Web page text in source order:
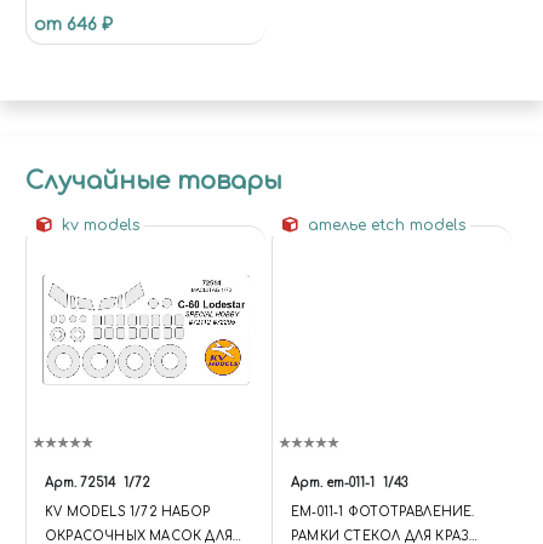
ГРУБОЙ ОБРАБОТКИ С
ПЛАСТИКОВЫМИ
от 646 ₽
Случайные товары
kv models
Арт. 72514 1/72
KV MODELS 1/72 НАБОР
ОКРАСОЧНЫХ МАСОК ДЛЯ
ателье etch models
Арт. em-011-1 1/43
EM-011-1 ФОТОТРАВЛЕНИЕ.
РАМКИ СТЕКОЛ ДЛЯ КРАЗ